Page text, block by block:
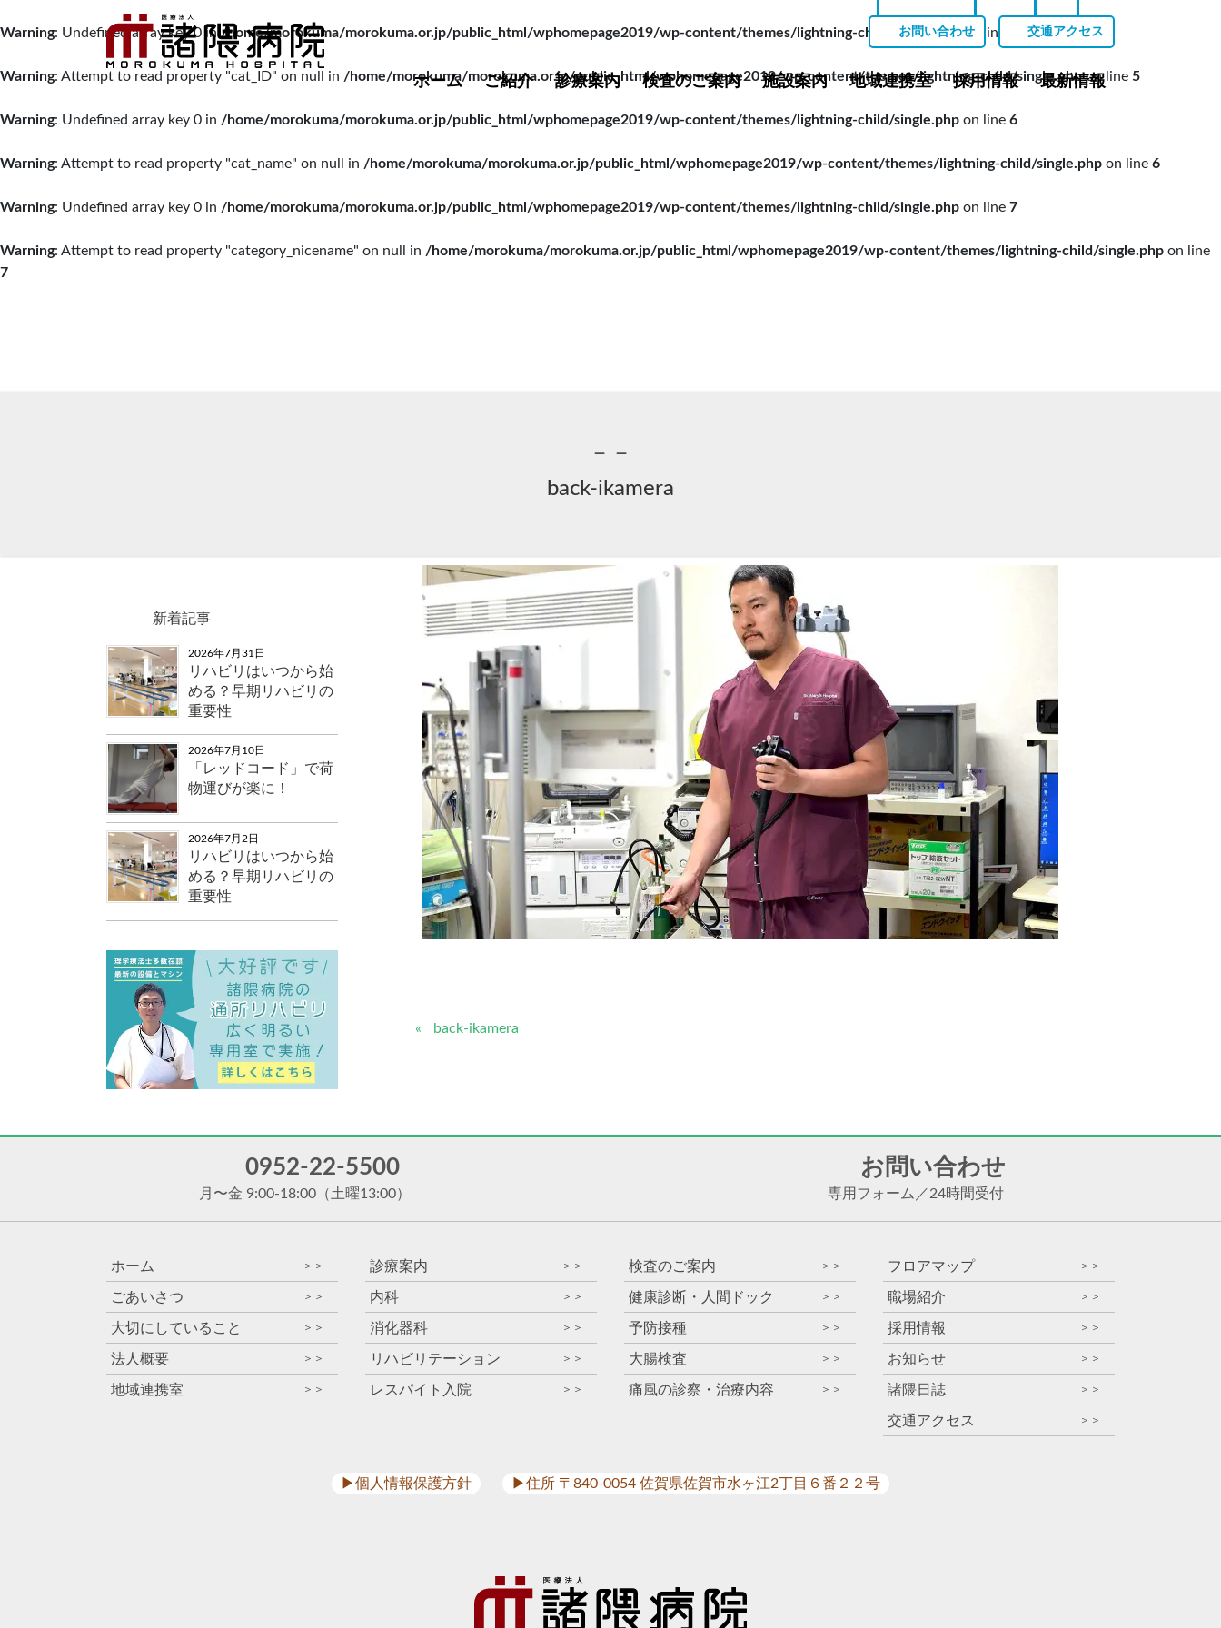
お問い合わせ 交通アクセス
ホーム ご紹介 診療案内 検査のご案内 施設案内 地域連携室 採用情報 最新情報
Warning: Undefined array key 0 in /home/morokuma/morokuma.or.jp/public_html/wphomepage2019/wp-content/themes/lightning-child/single.phpon line
Warning: Attempt to read property "cat_ID" on null in /home/morokuma/morokuma.or.jp/public_html/wphomepage2019/wp-content/themes/lightning-child/single.phpon line 5
Warning: Undefined array key 0 in /home/morokuma/morokuma.or.jp/public_html/wphomepage2019/wp-content/themes/lightning-child/single.php on line 6
Warning: Attempt to read property "cat_name" on null in /home/morokuma/morokuma.or.jp/public_html/wphomepage2019/wp-content/themes/lightning-child/single.php on line 6
Warning: Undefined array key 0 in /home/morokuma/morokuma.or.jp/public_html/wphomepage2019/wp-content/themes/lightning-child/single.php on line 7
Warning: Attempt to read property "category_nicename" on null in /home/morokuma/morokuma.or.jp/public_html/wphomepage2019/wp-content/themes/lightning-child/single.php on line
7
－－
back-ikamera
back-ikamera
新着記事
2026年7月31日
リハビリはいつから始
める？早期リハビリの
重要性
2026年7月10日
「レッドコード」で荷
物運びが楽に！
2026年7月2日
リハビリはいつから始
める？早期リハビリの
重要性
0952-22-5500
月〜金 9:00-18:00 （土曜13:00）
お問い合わせ
専用フォーム ／24時間受付
ホーム ＞＞
ごあいさつ ＞＞
大切にしていること ＞＞
法人概要 ＞＞
地域連携室 ＞＞
診療案内 ＞＞
内科 ＞＞
消化器科 ＞＞
リハビリテーション ＞＞
レスパイト入院 ＞＞
検査のご案内 ＞＞
健康診断・人間ドック ＞＞
予防接種 ＞＞
大腸検査 ＞＞
痛風の診察・治療内容 ＞＞
フロアマップ ＞＞
職場紹介 ＞＞
採用情報 ＞＞
お知らせ ＞＞
諸隈日誌 ＞＞
交通アクセス ＞＞
▶︎個人情報保護方針 ▶︎住所 〒840-0054 佐賀県佐賀市水ヶ江2丁目６番２２号